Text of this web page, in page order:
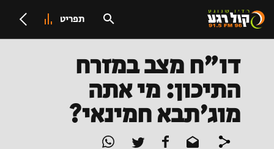
תפריט
דו"ח מצב במזרח
התיכון: מי אתה
מוג'תבא חמינאי?